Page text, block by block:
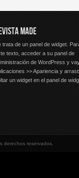
MADE
trata de un panel de widget.
texto, acceder a su panel de
de WordPress y
>> Apariencia y
un widget en el panel de
derechos reservados.